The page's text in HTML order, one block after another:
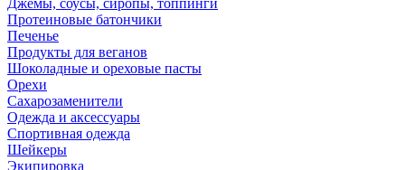
Джемы, соусы, сиропы, топпинги
Протеиновые батончики
Печенье
Продукты для веганов
Шоколадные и ореховые пасты
Орехи
Сахарозаменители
Одежда и аксессуары
Спортивная одежда
Шейкеры
Экипировка